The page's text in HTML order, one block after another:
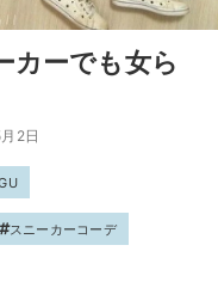
カーでも女ら
2日
スニーカーコーデ